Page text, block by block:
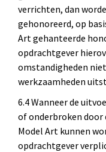
verrichten, dan
gehonoreerd, op
Art gehanteerde
opdrachtgever
omstandigheden
werkzaamheden
6.4 Wanneer de
of onderbroken door
Model Art kunnen
opdrachtgever